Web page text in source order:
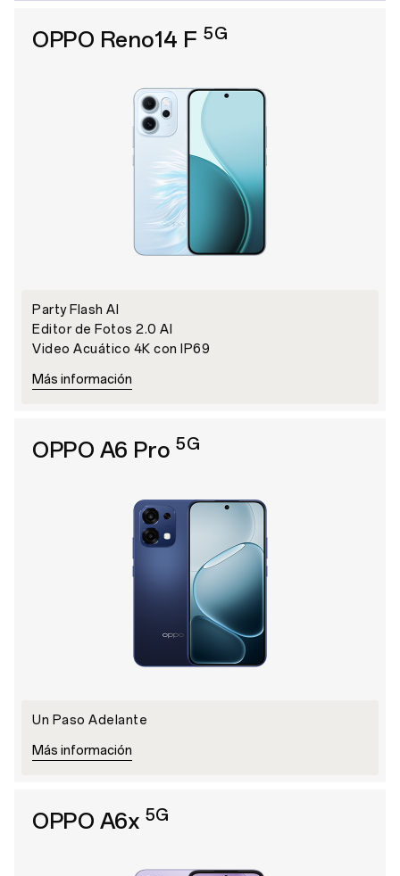
OPPO Reno14 F 5G
Party Flash AI
Editor de Fotos 2.0 AI
Video Acuático 4K con IP69
Más información
OPPO A6 Pro 5G
Un Paso Adelante
Más información
OPPO A6x 5G